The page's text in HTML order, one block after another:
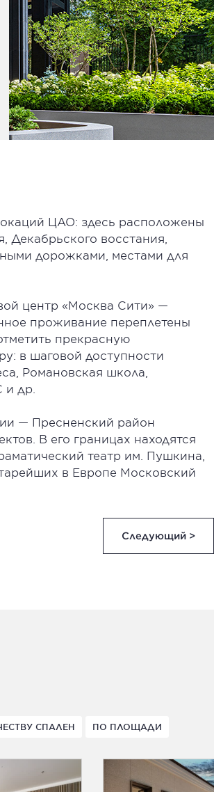
ЦАО: здесь расположены
Декабрьского восстания,
дорожками, местами для
центр «Москва Сити» —
проживание переплетены
прекрасную
в шаговой доступности
Романовская школа,
и др.
— Пресненский район
В его границах находятся
театр им. Пушкина,
в Европе Московский
Следующий >
СПАЛЕН ПО ПЛОЩАДИ